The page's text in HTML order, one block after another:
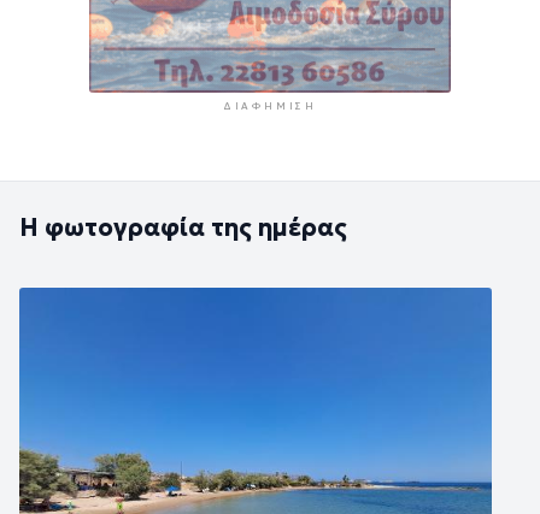
ΔΙΑΦΉΜΙΣΗ
Η φωτογραφία της ημέρας